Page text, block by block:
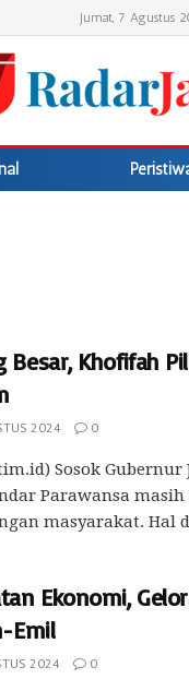
Jumat, 7 Agustus
Besar, Khofifah
2024 0
Sosok
Parawansa
masyarakat. Hal
Ekonomi,
Emil
2024 0